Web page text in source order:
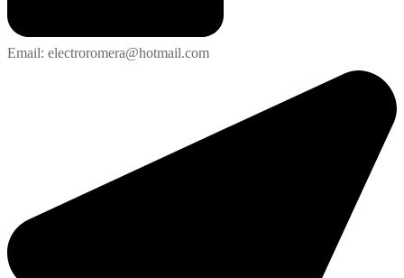
Email: electroromera@hotmail.com